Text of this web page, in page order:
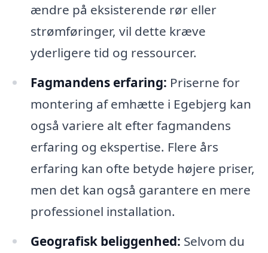
ændre på eksisterende rør eller
strømføringer, vil dette kræve
yderligere tid og ressourcer.
Fagmandens erfaring: Priserne for
montering af emhætte i Egebjerg kan
også variere alt efter fagmandens
erfaring og ekspertise. Flere års
erfaring kan ofte betyde højere priser,
men det kan også garantere en mere
professionel installation.
Geografisk beliggenhed: Selvom du